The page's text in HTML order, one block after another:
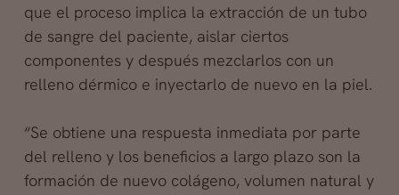
que el proceso implica la extracción de un tubo
de sangre del paciente, aislar ciertos
componentes y después mezclarlos con un
relleno dérmico e inyectarlo de nuevo en la piel.
“Se obtiene una respuesta inmediata por parte
del relleno y los beneficios a largo plazo son la
formación de nuevo colágeno, volumen natural y